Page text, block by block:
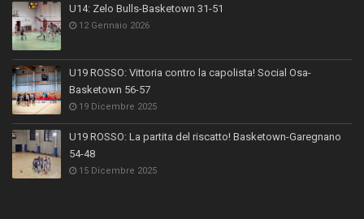
U14: Zelo Bulls-Basketown 31-51
12 Gennaio 2026
U19 ROSSO: Vittoria contro la capolista! Social Osa-
Basketown 56-57
19 Dicembre 2025
U19 ROSSO: La partita del riscatto! Basketown-Garegnano
54-48
15 Dicembre 2025